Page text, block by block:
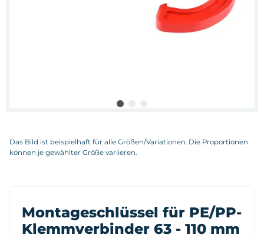
Das Bild ist beispielhaft für alle Größen/Variationen. Die Proportionen
können je gewählter Größe variieren.
Montageschlüssel für PE/PP-
Klemmverbinder 63 - 110 mm